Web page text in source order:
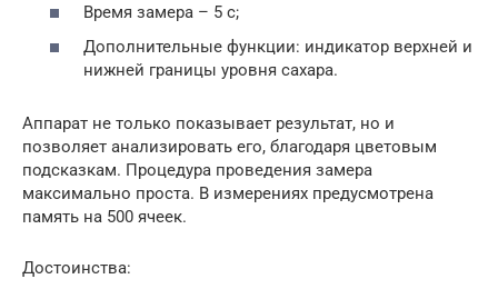
Время замера – 5 с;
Дополнительные функции: индикатор верхней и
нижней границы уровня сахара.
Аппарат не только показывает результат, но и
позволяет анализировать его, благодаря цветовым
подсказкам. Процедура проведения замера
максимально проста. В измерениях предусмотрена
память на 500 ячеек.
Достоинства: